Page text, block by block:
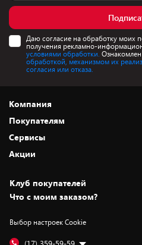
Даю согласие на обработку моих
получения рекламно-
условиями обработки. Ознакомлен
обработкой, механизмом их
согласия или отказа.
Компания
О нас
Адреса магазинов
Новости
Статьи и обзоры
Вакансии
Дай пять добру!
Покупателям
Как сделать заказ
Оплата и доставка
Безналичный расчёт
Обмен и возврат товара
Обработка персональных данных
Подарочные карты
Сервисы
Установка техники
Для игровых консолей
Для мобильных устройств
Для компьютеров
Акции
Скидки и промокоды
Белорусские товары
Бонусы
Клуб покупателей
Что с моим заказом?
Выбор настроек Cookie